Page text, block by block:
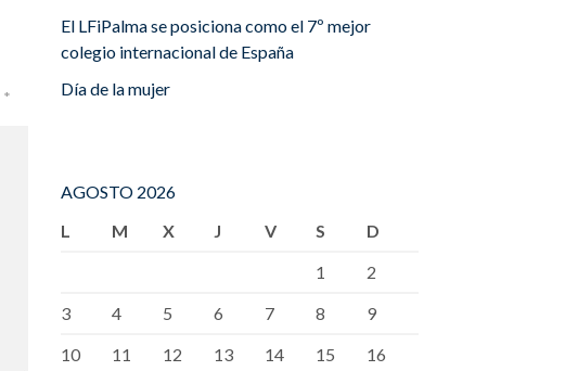
*
El LFiPalma se posiciona como el 7º mejor
colegio internacional de España
Día de la mujer
AGOSTO 2026
L
M X J V S
D
1
2
3
4 5 6 7 8
9
10
11 12 13 14 15
16